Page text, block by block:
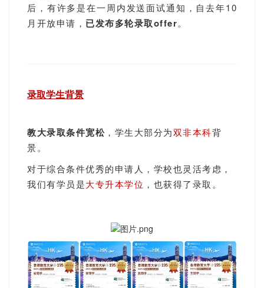
后，有许多是在一周内发送面试通知，自去年10
月开放申请， 已发布多轮录取offer。
录取学生背景
教大录取条件宽松 ，学生大部分为双非本科背
景。
对于综合条件优秀的申请人，学校也灵活考虑，
我们有学员是大专升本学位 ，也获得了录取。